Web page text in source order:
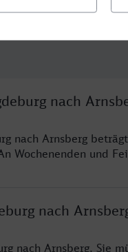
nach
nach Arnsberg
Wochenenden und
nach
nach Arnsberg. Sie